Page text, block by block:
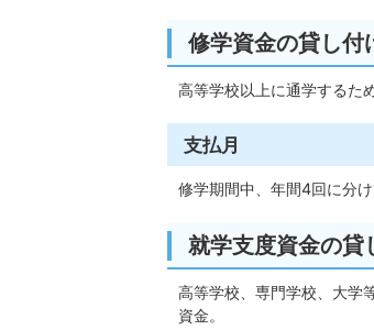
修学資金の貸し付
高等学校以上に通学するた
支払月
修学期間中、年間4回に分
就学支度資金の貸
高等学校、専門学校、大学
資金。